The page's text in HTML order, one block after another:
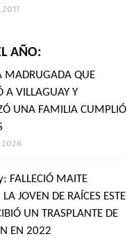
AÑO:
MADRUGADA QUE
A VILLAGUAY Y
UNA FAMILIA CUMPLIÓ
2026
FALLECIÓ MAITE
JOVEN DE RAÍCES ESTE
UN TRASPLANTE DE
EN 2022